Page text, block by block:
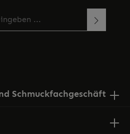
Schmuckfachgeschäft